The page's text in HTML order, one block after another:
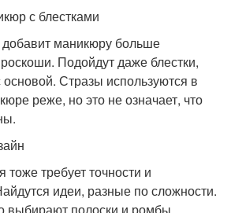
с блестками
маникюру больше
Подойдут даже блестки,
Стразы используются в
реже, но это не означает, что
тоже требует точности и
идеи, разные по сложности.